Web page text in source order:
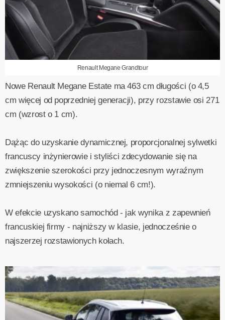
Renault Megane Grandtour
Nowe Renault Megane Estate ma 463 cm długości (o 4,5
cm więcej od poprzedniej generacji), przy rozstawie osi 271
cm (wzrost o 1 cm).
Dążąc do uzyskanie dynamicznej, proporcjonalnej sylwetki
francuscy inżynierowie i styliści zdecydowanie się na
zwiększenie szerokości przy jednoczesnym wyraźnym
zmniejszeniu wysokości (o niemal 6 cm!).
W efekcie uzyskano samochód - jak wynika z zapewnień
francuskiej firmy - najniższy w klasie, jednocześnie o
najszerzej rozstawionych kołach.